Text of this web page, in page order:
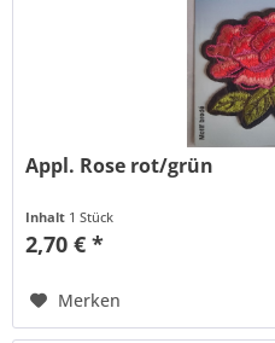
Appl. Rose rot/grün
Inhalt 1 Stück
2,70 € *
Merken